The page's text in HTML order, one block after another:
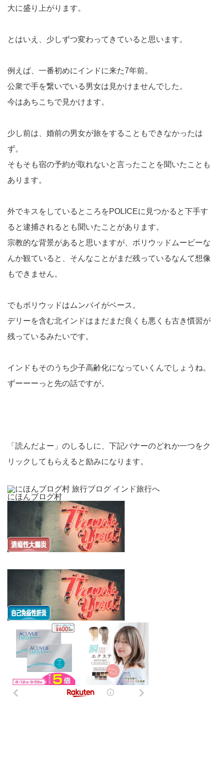
大に盛り上がります。
とはいえ、少しずつ変わってきていると思います。
例えば、一番初めにインドに来た7年前。
公衆で手を繋いでいる男女は見かけませんでした。
今はあちこちで見かけます。
少し前は、婚前の男女が旅をすることもできなかったは
ず。
そもそも宿の予約が取れないと言ったことを聞いたことも
あります。
外でキスをしているところをPOLICEに見つかると下手す
ると逮捕されるとも聞いたことがあります。
宗教的な背景があると思いますが、ボリウッドムービーな
んか観ていると、そんなことがまだ残っているなんて想像
もできません。
でもボリウッドはムンバイがベース。
デリーを含む北インドはまだまだ良くも悪くも古き慣習が
残っているみたいです。
インドもそのうち少子高齢化になっていくんでしょうね。
ずーーーっと先の話ですが。
「読んだよー」のしるしに、下記バナーのどれか一つをク
リックしてもらえると励みになります。
にほんブログ村